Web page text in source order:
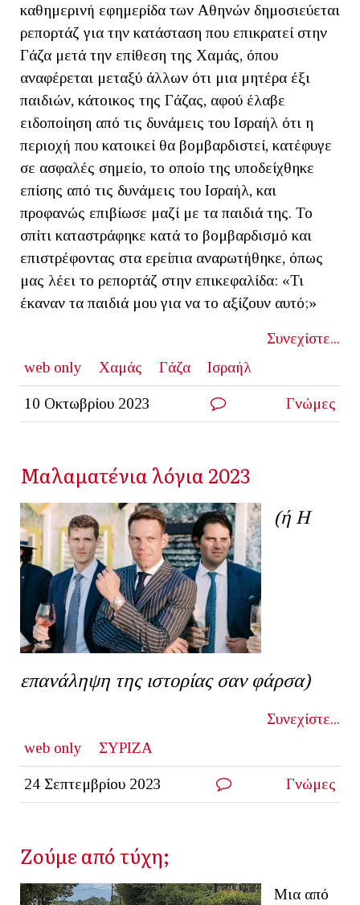
καθημερινή εφημερίδα των Αθηνών δημοσιεύεται
ρεπορτάζ για την κατάσταση που επικρατεί στην
Γάζα μετά την επίθεση της Χαμάς, όπου
αναφέρεται μεταξύ άλλων ότι μια μητέρα έξι
παιδιών, κάτοικος της Γάζας, αφού έλαβε
ειδοποίηση από τις δυνάμεις του Ισραήλ ότι η
περιοχή που κατοικεί θα βομβαρδιστεί, κατέφυγε
σε ασφαλές σημείο, το οποίο της υποδείχθηκε
επίσης από τις δυνάμεις του Ισραήλ, και
προφανώς επιβίωσε μαζί με τα παιδιά της. Το
σπίτι καταστράφηκε κατά το βομβαρδισμό και
επιστρέφοντας στα ερείπια αναρωτήθηκε, όπως
μας λέει το ρεπορτάζ στην επικεφαλίδα: «Τι
έκαναν τα παιδιά μου για να το αξίζουν αυτό;»
Συνεχίστε...
web only
Χαμάς Γάζα Ισραήλ
10 Οκτωβρίου 2023 Γνώμες
Μαλαματένια λόγια 2023
(ή Η
επανάληψη της ιστορίας σαν φάρσα)
Συνεχίστε...
web only
ΣΥΡΙΖΑ
24 Σεπτεμβρίου 2023 Γνώμες
Ζούμε από τύχη;
Μια από